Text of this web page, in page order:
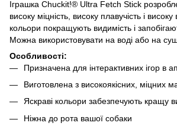
Іграшка Chuckit!® Ultra Fetch Stick
високу міцність, високу плавучість і
кольори покращують видимість і
Можна використовувати на воді або на
Особливості:
Призначена для інтерактивних ігор в
Виготовлена з високоякісних, міцних
Яскраві кольори забезпечують кращу
Ніжна до рота вашої собаки